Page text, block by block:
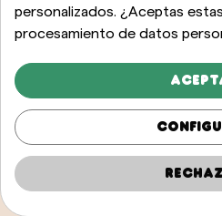
personalizados. ¿Aceptas
procesamiento de datos